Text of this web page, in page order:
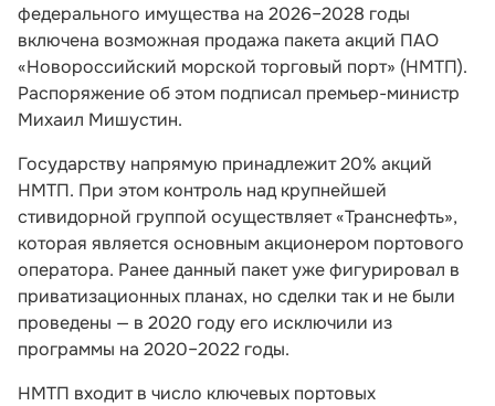
федерального имущества на 2026–2028 годы
включена возможная продажа пакета акций ПАО
«Новороссийский морской торговый порт» (НМТП).
Распоряжение об этом подписал премьер-министр
Михаил Мишустин.
Государству напрямую принадлежит 20% акций
НМТП. При этом контроль над крупнейшей
стивидорной группой осуществляет «Транснефть»,
которая является основным акционером портового
оператора. Ранее данный пакет уже фигурировал в
приватизационных планах, но сделки так и не были
проведены — в 2020 году его исключили из
программы на 2020–2022 годы.
НМТП входит в число ключевых портовых